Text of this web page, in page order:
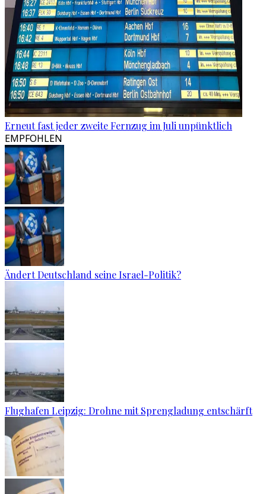
Erneut fast jeder zweite Fernzug im Juli unpünktlich
EMPFOHLEN
Ändert Deutschland seine Israel-Politik?
Flughafen Leipzig: Drohne mit Sprengladung entschärft